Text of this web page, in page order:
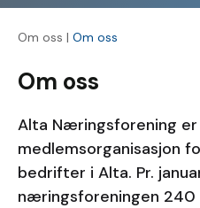
Om oss | Om oss
Om oss
Alta Næringsforening er
medlemsorganisasjon
bedrifter i Alta. Pr.
næringsforeningen